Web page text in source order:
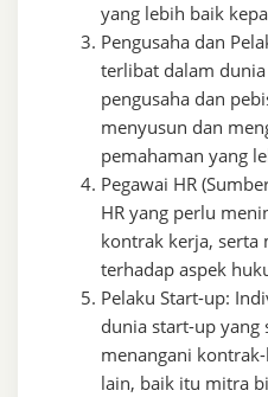
yang lebih baik
Pengusaha dan
terlibat dalam
pengusaha dan
menyusun dan
pemahaman yang
Pegawai HR
HR yang perlu
kontrak kerja, serta
terhadap aspek
Pelaku Start-up:
dunia start-up yang
menangani
lain, baik itu mitra